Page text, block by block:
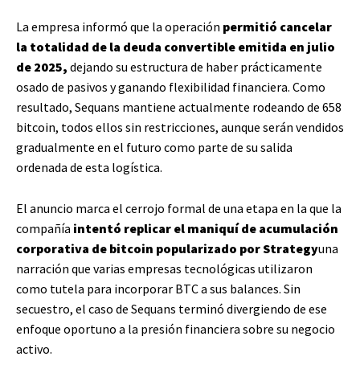
La empresa informó que la operación permitió cancelar
la totalidad de la deuda convertible emitida en julio
de 2025, dejando su estructura de haber prácticamente
osado de pasivos y ganando flexibilidad financiera. Como
resultado, Sequans mantiene actualmente rodeando de 658
bitcoin, todos ellos sin restricciones, aunque serán vendidos
gradualmente en el futuro como parte de su salida
ordenada de esta logística.
El anuncio marca el cerrojo formal de una etapa en la que la
compañía intentó replicar el maniquí de acumulación
corporativa de bitcoin popularizado por Strategyuna
narración que varias empresas tecnológicas utilizaron
como tutela para incorporar BTC a sus balances. Sin
secuestro, el caso de Sequans terminó divergiendo de ese
enfoque oportuno a la presión financiera sobre su negocio
activo.